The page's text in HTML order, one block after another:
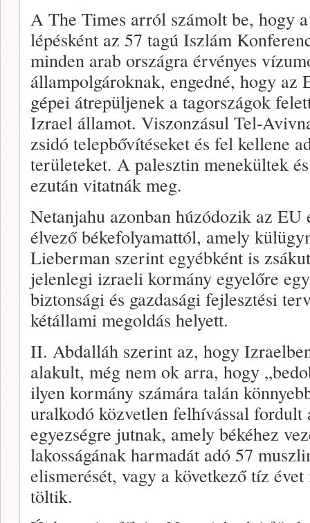
A The Times arról számolt be, hogy
lépésként az 57 tagú Iszlám
minden arab országra érvényes
állampolgároknak, engedné, hogy
gépei átrepüljenek a tagországok
Izrael államot. Viszonzásul Tel-
zsidó telepbővítéseket és fel kellene
területeket. A palesztin menekültek
ezután vitatnák meg.
Netanjahu azonban húzódozik az EU
élvező békefolyamattól, amely
Lieberman szerint egyébként is
jelenlegi izraeli kormány egyelőre
biztonsági és gazdasági fejlesztési
kétállami megoldás helyett.
II. Abdalláh szerint az, hogy
alakult, még nem ok arra, hogy
ilyen kormány számára talán
uralkodó közvetlen felhívással
egyezségre jutnak, amely békéhez
lakosságának harmadát adó 57
elismerését, vagy a következő tíz
töltik.